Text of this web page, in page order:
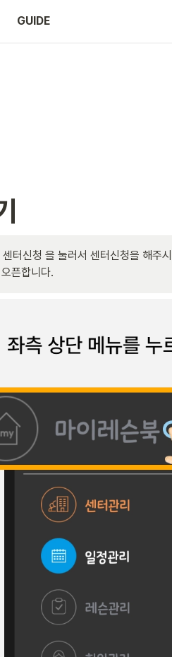
GUIDE
터신청 을 눌러서 센터신청을 해주
픈합니다.